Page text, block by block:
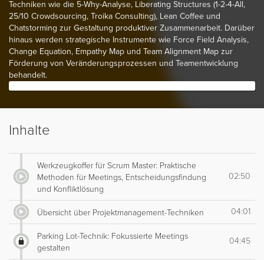
Techniken wie die 5-Why-Analyse, Liberating Structures (1-2-4-All,
25/10 Crowdsourcing, Troika Consulting), Lean Coffee und
Chatstorming zur Gestaltung produktiver Zusammenarbeit. Darüber
hinaus werden strategische Instrumente wie Force Field Analysis,
Change Equation, Empathy Map und Team Alignment Map zur
Förderung von Veränderungsprozessen und Teamentwicklung
behandelt.
Inhalte
Werkzeugkoffer für Scrum Master: Praktische
Methoden für Meetings, Entscheidungsfindung
und Konfliktlösung
02:50
Übersicht über Projektmanagement-Techniken 04:01
Parking Lot-Technik: Fokussierte Meetings
gestalten
04:45